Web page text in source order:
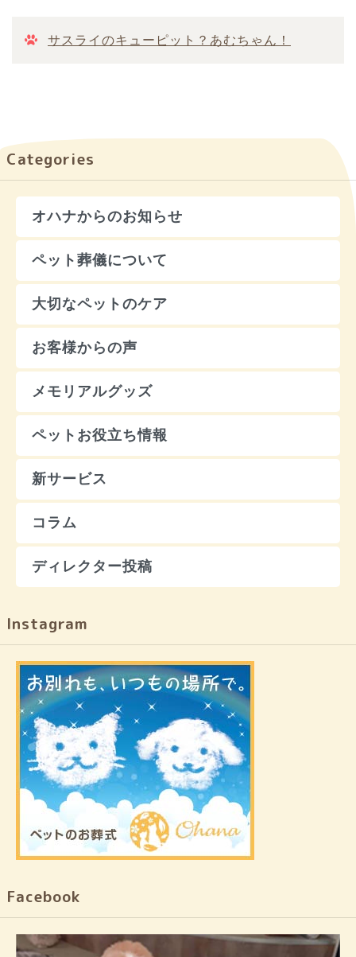
サスライのキューピット？あむちゃん！
Categories
オハナからのお知らせ
ペット葬儀について
大切なペットのケア
お客様からの声
メモリアルグッズ
ペットお役立ち情報
新サービス
コラム
ディレクター投稿
Instagram
Facebook